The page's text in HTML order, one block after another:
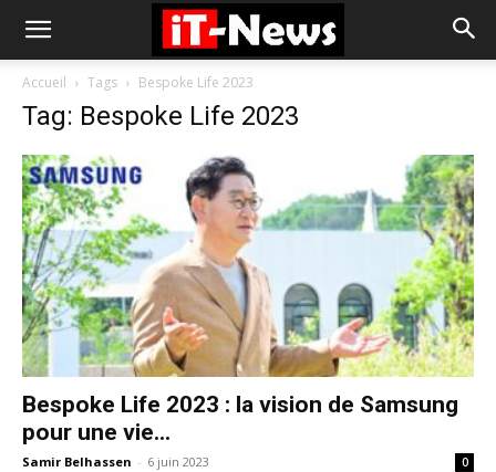
Accueil Tags Bespoke Life 2023
Tag: Bespoke Life 2023
Bespoke Life 2023 : la vision de Samsung
pour une vie...
Samir Belhassen - 6 juin 2023 0